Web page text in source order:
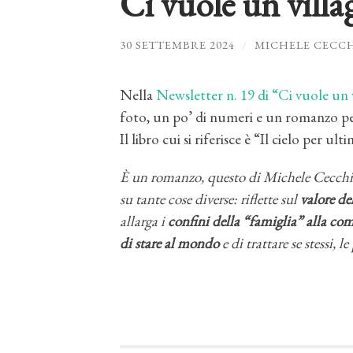
30 SETTEMBRE 2024 / MICHELE
NellaNewsletter n. 19 di “Ci vuole un
foto, un po’ di numeri e un romanzo
Il libro cui si riferisce è “Il cielo per
È un romanzo, questo di Michele
su tante cose diverse: riflette sulvalore
allarga iconfini della “famiglia” alla
di stare al mondoe di trattare se stessi,